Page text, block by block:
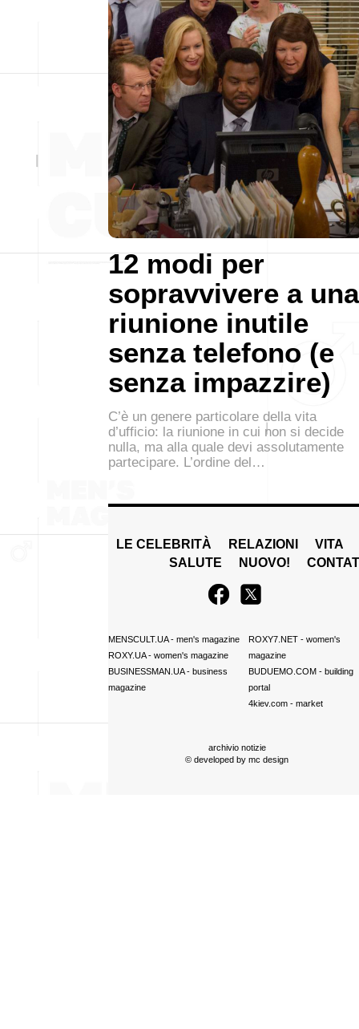
12 modi per
sopravvivere a una
riunione inutile
senza telefono (e
senza impazzire)
C’è un genere particolare della vita
d’ufficio: la riunione in cui non si decide
nulla, ma alla quale devi assolutamente
partecipare. L’ordine del…
LE CELEBRITÀ RELAZIONI
VITA
SALUTE
NUOVO!
MENSCULT.UA- men's magazine
ROXY.UA- women's magazine
BUSINESSMAN.UA- business
magazine
ROXY7.NET- women's
magazine
BUDUEMO.COM- building
portal
4kiev.com- market
archivio notizie
© developed by mc design